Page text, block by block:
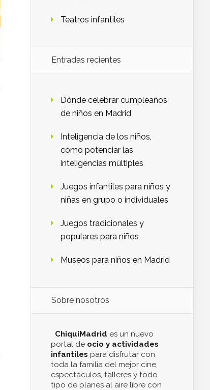
Teatros infantiles
Entradas recientes
Dónde celebrar cumpleaños
de niños en Madrid
Inteligencia de los niños,
cómo potenciar las
inteligencias múltiples
Juegos infantiles para niños y
niñas en grupo o individuales
Juegos tradicionales y
populares para niños
Museos para niños en Madrid
Sobre nosotros
ChiquiMadrid es un nuevo
portal de ocio y actividades
infantiles para disfrutar con
toda la familia del mejor cine,
espectáculos, talleres y todo
tipo de planes al aire libre con